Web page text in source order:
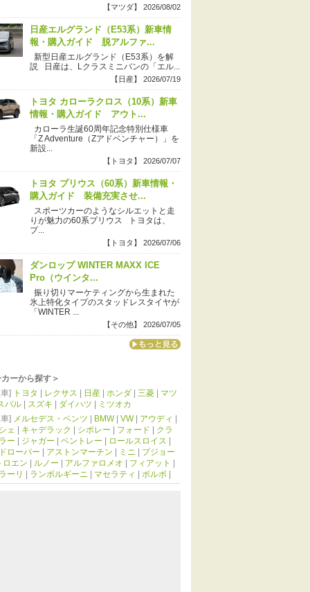
【マツダ】 2026/08/02
日産エルグランド（E53系）新車情
報・購入ガイド 脱アルファ...
新型日産エルグランド（E53系）を解
説 日産は、Lクラスミニバンの「エル...
【日産】 2026/07/19
トヨタ カローラクロス（10系）新車
情報・購入ガイド アウト...
カローラ生誕60周年記念特別仕様車
「Z Adventure（Zアドベンチャー）」を
新設...
【トヨタ】 2026/07/07
トヨタ プリウス（60系）新車情報・
購入ガイド 装備充実させ...
スポーツカーのようなシルエットと走
りが魅力の60系プリウス トヨタは、
プ...
【トヨタ】 2026/07/06
ダンロップ WINTER MAXX ICE
Pro（ウインタ...
振り切りマーケティングから生まれた
氷上特化タイプのスタッドレスタイヤが
「WINTER ...
【その他】 2026/07/05
ーから探す＞
] トヨタ レクサス 日産 ホンダ 三菱
マツ
バル
スズキ ダイハツ
ミツオカ
] メルセデス・ベンツ BMW| VW| アウディ
ェ
キャデラック シボレー フォード
クラ
ー
ジャガー ベントレー ロールスロイス
ローバー
アストンマーチン ミニ
プジョー
ロエン
ルノー アルファロメオ フィアット
ーリ
ランボルギーニ マセラティ ボルボ